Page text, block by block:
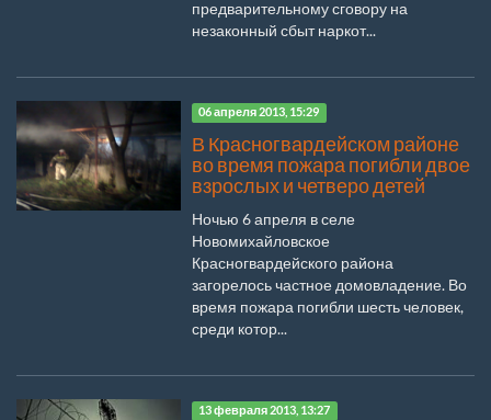
предварительному сговору на
незаконный сбыт наркот...
06 апреля 2013, 15:29
В Красногвардейском районе
во время пожара погибли двое
взрослых и четверо детей
Ночью 6 апреля в селе
Новомихайловское
Красногвардейского района
загорелось частное домовладение. Во
время пожара погибли шесть человек,
среди котор...
13 февраля 2013, 13:27